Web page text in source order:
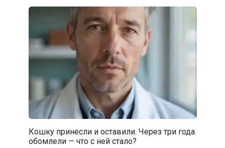
Кошку принесли и оставили. Через три года
обомлели — что с ней стало?